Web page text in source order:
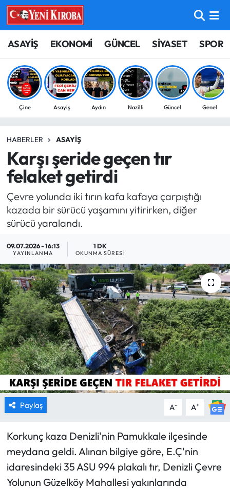
ASAYİŞ EKONOMİ GÜNCEL SİYASET SPOR
Çine Asayiş Aydın Nazilli Güncel Genel
HABERLER ASAYIŞ
Karşı şeride geçen tır
felaket getirdi
Çevre yolunda iki tırın kafa kafaya çarpıştığı
kazada bir sürücü yaşamını yitirirken, diğer
sürücü yaralandı.
09.07.2026 - 16:13
YAYINLANMA
1 DK
OKUNMA SÜRESI
Paylaş A- A+
Korkunç kaza Denizli'nin Pamukkale ilçesinde
meydana geldi. Alınan bilgiye göre, E.Ç'nin
idaresindeki 35 ASU 994 plakalı tır, Denizli Çevre
Yolunun Güzelköy Mahallesi yakınlarında
ASAYİŞ
BİLİM-TEKNOLOJİ
ÇEVRE
EĞİTİM
EKONOMİ
GÜNCEL
GÜNDEM
MAGAZİN
SAĞLIK
SİYASET
SPOR
TARIM
TURİZM
YAŞAM
RESMİ İLANLAR
HABER İLAN
Aydın Nöbetçi Eczaneler
Aydın Hava Durumu
Aydin Namaz Vakitleri
Süper Lig Puan Durumu ve Fikstür
Tüm Manşetler
Son Dakika Haberleri
Haber Arşivi